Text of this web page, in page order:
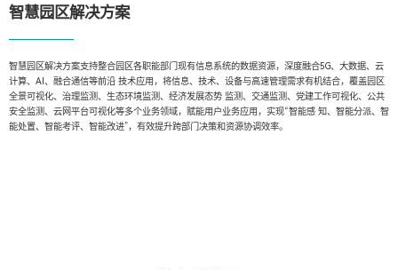
智慧园区解决方案
智慧园区解决方案支持整合园区各职能部门现有信息系统的数据资源，深度融合5G、大数据、云
计算、AI、融合通信等前沿 技术应用，将信息、技术、设备与高速管理需求有机结合，覆盖园区
全景可视化、治理监测、生态环境监测、经济发展态势 监测、交通监测、党建工作可视化、公共
安全监测、云网平台可视化等多个业务领域，赋能用户业务应用，实现“智能感 知、智能分派、智
能处置、智能考评、智能改进”，有效提升跨部门决策和资源协调效率。